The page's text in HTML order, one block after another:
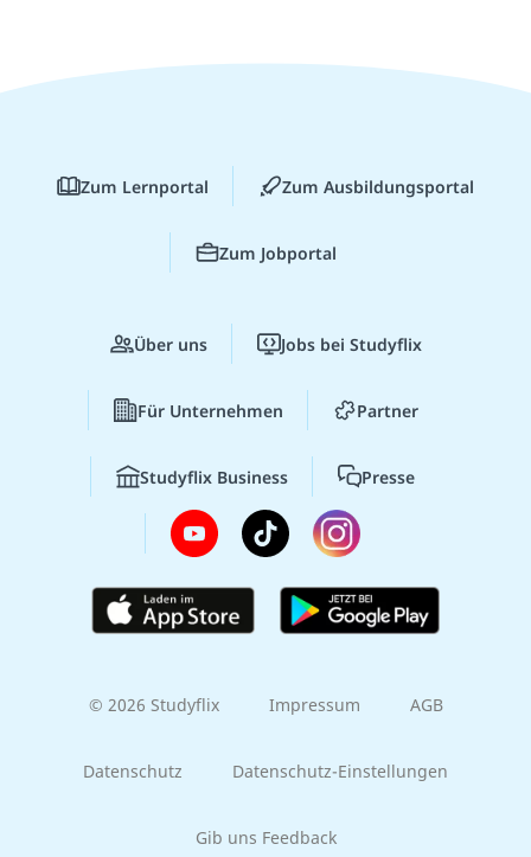
Zum Lernportal Zum Ausbildungsportal
Zum Jobportal
Über uns Jobs bei Studyflix
Für Unternehmen Partner
Studyflix Business Presse
© 2026 Studyflix Impressum AGB
Datenschutz Datenschutz-Einstellungen
Gib uns Feedback